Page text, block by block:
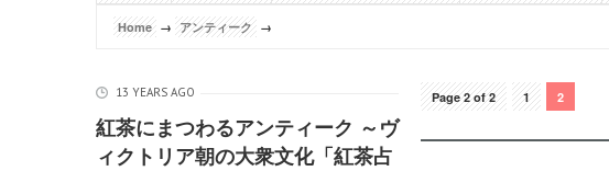
Home → アンティーク →
13 YEARS AGO
紅茶にまつわるアンティーク ～ヴ
ィクトリア朝の大衆文化「紅茶占
Page 2 of 2 1 2